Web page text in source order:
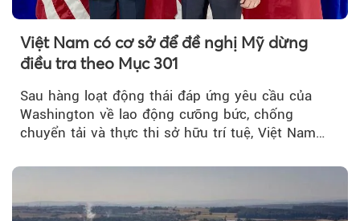
Việt Nam có cơ sở để đề nghị Mỹ dừng
điều tra theo Mục 301
Sau hàng loạt động thái đáp ứng yêu cầu của
Washington về lao động cưỡng bức, chống
chuyển tải và thực thi sở hữu trí tuệ, Việt Nam